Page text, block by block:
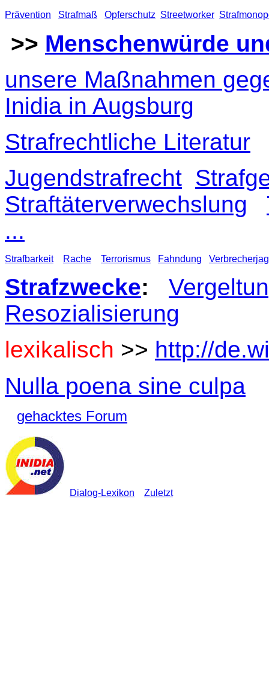
Prävention Strafmaß Opferschutz Streetworker
>> Menschenwürde
unsere Maßnahmen
Inidia in Augsburg
Strafrechtliche Literatur
Jugendstrafrecht
Straftäterverwechslung
...
Strafbarkeit Rache Terrorismus Fahndung
Strafzwecke:
Resozialisierung
lexikalisch >> http://
Nulla poena sine culpa
gehacktes Forum
Dialog-Lexikon Zuletzt